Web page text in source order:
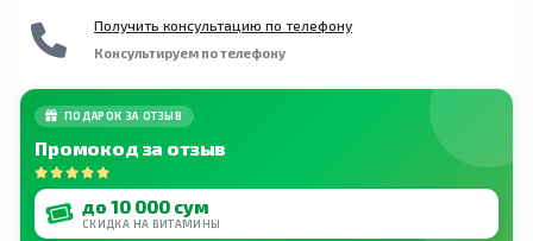
Получить консультацию по телефону
Консультируем по телефону
ПОДАРОК ЗА ОТЗЫВ
Промокод за отзыв
до 10 000 сум
СКИДКА НА ВИТАМИНЫ